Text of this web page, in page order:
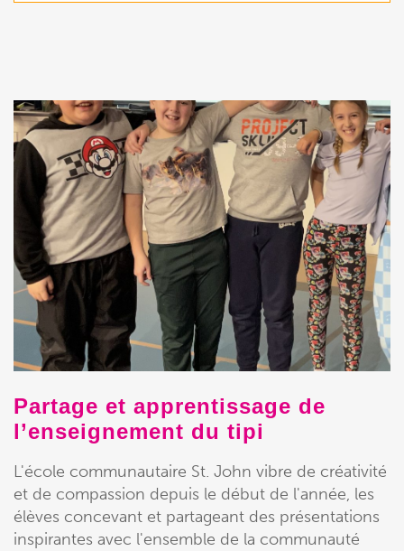
Partage et apprentissage de
l’enseignement du tipi
L'école communautaire St. John vibre de créativité
et de compassion depuis le début de l'année, les
élèves concevant et partageant des présentations
inspirantes avec l'ensemble de la communauté